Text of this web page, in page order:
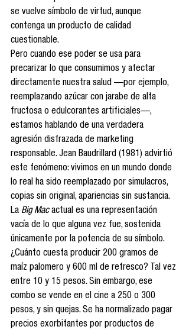
se vuelve símbolo de virtud, aunque
contenga un producto de calidad
cuestionable.
Pero cuando ese poder se usa para
precarizar lo que consumimos y afectar
directamente nuestra salud —por ejemplo,
reemplazando azúcar con jarabe de alta
fructosa o edulcorantes artificiales—,
estamos hablando de una verdadera
agresión disfrazada de marketing
responsable. Jean Baudrillard (1981) advirtió
este fenómeno: vivimos en un mundo donde
lo real ha sido reemplazado por simulacros,
copias sin original, apariencias sin sustancia.
La Big Mac actual es una representación
vacía de lo que alguna vez fue, sostenida
únicamente por la potencia de su símbolo.
¿Cuánto cuesta producir 200 gramos de
maíz palomero y 600 ml de refresco? Tal vez
entre 10 y 15 pesos. Sin embargo, ese
combo se vende en el cine a 250 o 300
pesos, y sin quejas. Se ha normalizado pagar
precios exorbitantes por productos de